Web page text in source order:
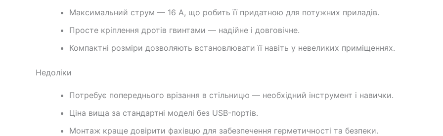
Максимальний струм — 16 А, що робить її придатною для потужних приладів.
Просте кріплення дротів гвинтами — надійне і довговічне.
Компактні розміри дозволяють встановлювати її навіть у невеликих приміщеннях.
Недоліки
Потребує попереднього врізання в стільницю — необхідний інструмент і навички.
Ціна вища за стандартні моделі без USB-портів.
Монтаж краще довірити фахівцю для забезпечення герметичності та безпеки.